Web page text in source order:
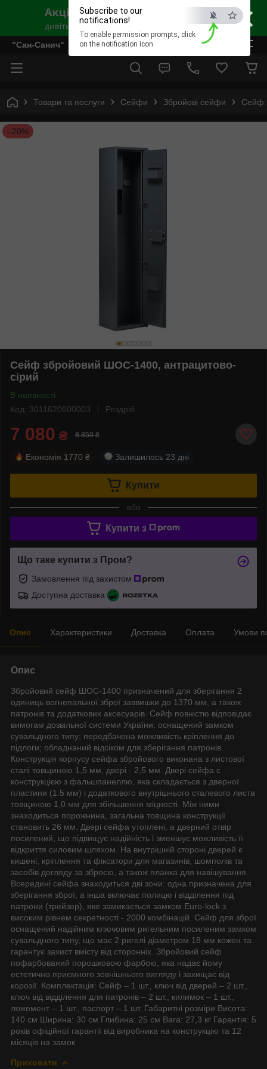
×
ESC
Subscribe to our
notifications!
To enable permission prompts, click
on the notification icon
"Сан-Санич"
Товари та послуги Сейфи Збройові сейфи Сейф
–20%
Сейф збройовий ШОС-1400, антрацитово-
сірий
В наявності
Код: 3011620600003
Роздріб
7 080 ₴ 8 850 ₴
Економія 1770 ₴ Залишилось 23 дні
Купити
або
Купити з
Що таке купити з Пром?
Замовлення під захистом
Доступна доставка
Опис Характеристики Доставка Оплата Умови
Опис
Збройовий сейф ШОС-1400 призначений для зберігання 2
одиниць вогнепальної зброї заввишки до 1370 мм, а також
патронів та додаткових аксесуарів. Сейф повністю відповідає
вимогам дозвільної системи України: оснащений замком
сувальдного типу; передбачена можливість кріплення до
підлоги; обладнаний відсіком для зберігання патронів.
Конструкція корпусу сейфа збройового виконана з листової
сталі товщиною 1,5 мм, двері - 2,5 мм. Двері сейфа є
конструкцією з фальшпанеллю, яка складається з дверної
пластини (1.5 мм) і додаткового внутрішнього сталевого листа
товщиною 1,0 мм для збільшення міцності. Між ними
знаходиться порожнина, загальна товщина конструкції
становить 26 мм. Двері сейфа утоплені, а дверний отвір
посилений, що підвищує надійність і зменшує можливість її
відкриття силовим шляхом. На внутрішній стороні дверей є
кишені, кріплення та фіксатори для магазинів, шомполів та
засобів догляду за зброєю, а також планка для навішування.
Всередині сейфа знаходиться дві зони: одна призначена для
зберігання зброї, а інша включає полицю і відділення під
патрони (трейзер), яке замикається замком Euro-lock з
високим рівнем секретності - 2000 комбінацій. Сейф для зброї
оснащений надійним ключовим ригельним посиленим замком
сувальдного типу, що має 2 ригелі діаметром 18 мм кожен та
гарантує захист вмісту від сторонніх. Збройовий сейф
пофарбований порошковою фарбою, яка надає йому
естетично приємного зовнішнього вигляду і захищає від
корозії. Комплектація: Сейф – 1 шт., ключ від дверей – 2 шт.,
ключ від відділення для патронів – 2 шт., килимок – 1 шт.,
ложемент – 1 шт., паспорт – 1 шт. Габаритні розміри Висота:
140 см Ширина: 30 см Глибина: 25 см Вага: 27,3 кг Гарантія: 5
років офіційної гарантії від виробника на конструкцію та 12
місяців на замок
Приховати